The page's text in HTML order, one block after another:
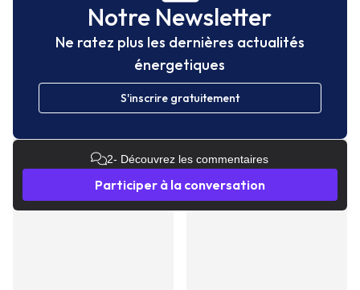
Notre Newsletter
Ne ratez plus les dernières actualités
énergetiques
S'inscrire gratuitement
2- Découvrez les commentaires
Participer à la conversation